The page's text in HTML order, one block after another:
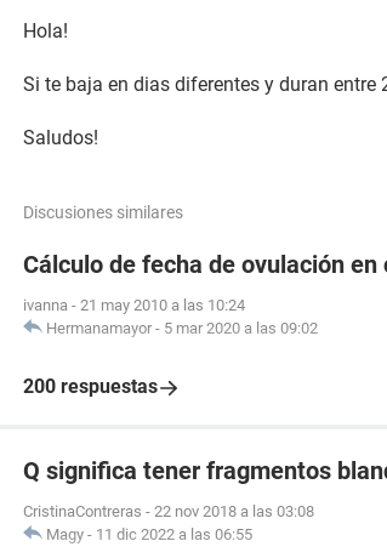
Hola!
Si te baja en dias diferentes y duran entre
Saludos!
Discusiones similares
Cálculo de fecha de ovulación
ivanna - 21 may 2010 a las 10:24
Hermanamayor - 5 mar 2020 a las 09:02
200 respuestas
Q significa tener fragmentos
CristinaContreras - 22 nov 2018 a las 03:08
Magy - 11 dic 2022 a las 06:55